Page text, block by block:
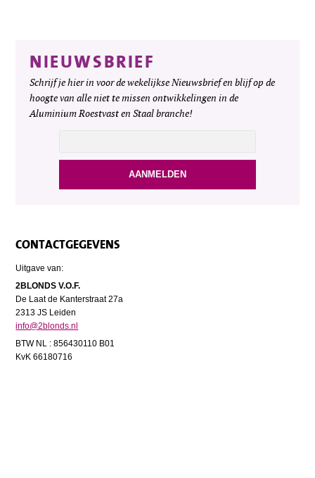
NIEUWSBRIEF
Schrijf je hier in voor de wekelijkse Nieuwsbrief en blijf op de
hoogte van alle niet te missen ontwikkelingen in de
Aluminium Roestvast en Staal branche!
CONTACTGEGEVENS
Uitgave van:
2BLONDS V.O.F.
De Laat de Kanterstraat 27a
2313 JS Leiden
info@2blonds.nl
BTW NL : 856430110 B01
KvK 66180716